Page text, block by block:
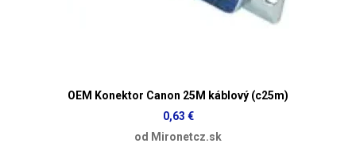
OEM Konektor Canon 25M káblový (c25m)
0,63 €
od Mironetcz.sk